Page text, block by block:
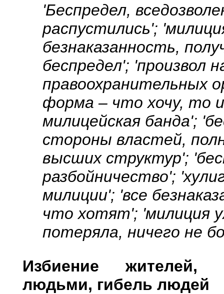
'Беспредел,
распустились';
безнаказанность,
беспредел'; 'произвол
правоохранительных
форма – что хочу, то
милицейская банда';
стороны властей,
высших структур';
разбойничество';
милиции'; 'все
что хотят'; 'милиция
потеряла, ничего не
Избиение жителей,
людьми, гибель людей